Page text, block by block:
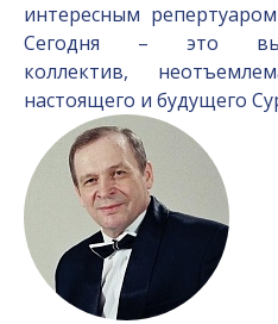
интересным
Сегодня – это
коллектив,
настоящего и будущего